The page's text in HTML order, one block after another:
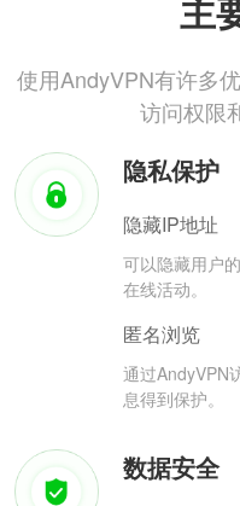
主
使用AndyVPN有许多
访问权限
隐私保护
隐藏IP地址
可以隐藏用户
在线活动。
匿名浏览
通过AndyVPN
息得到保护。
数据安全